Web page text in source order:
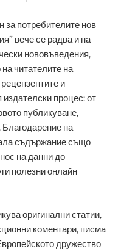
за потребителите нов
вече се радва и на
нововъведения,
читателите на
и
процес: от
публикуване,
Благодарение на
съдържание също
на данни до
полезни онлайн
оригинални статии,
коментари, писма
дружество